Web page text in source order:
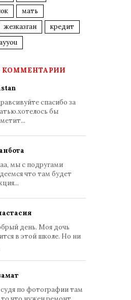
мать
жезказган
кредит
КОММЕНТАРИИ
спасибо за
бы
мы с подругами
что там будет
день. Моя дочь
в этой школе. Но ни
по фотографии там